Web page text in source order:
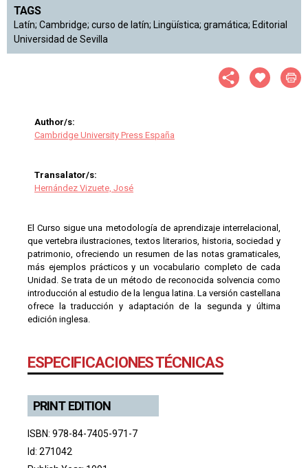
TAGS
Latín; Cambridge; curso de latín; Lingüística; gramática; Editorial
Universidad de Sevilla
Author/s:
Cambridge University Press España
Transalator/s:
Hernández Vizuete, José
El Curso sigue una metodología de aprendizaje interrelacional,
que vertebra ilustraciones, textos literarios, historia, sociedad y
patrimonio, ofreciendo un resumen de las notas gramaticales,
más ejemplos prácticos y un vocabulario completo de cada
Unidad. Se trata de un método de reconocida solvencia como
introducción al estudio de la lengua latina. La versión castellana
ofrece la traducción y adaptación de la segunda y última
edición inglesa.
ESPECIFICACIONES TÉCNICAS
PRINT EDITION
ISBN: 978-84-7405-971-7
Id: 271042